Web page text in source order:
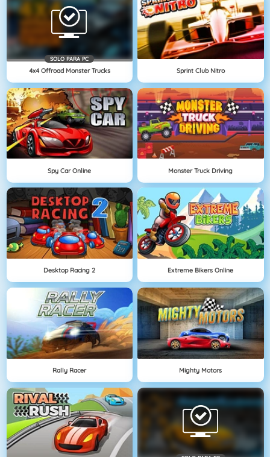
SOLO PARA PC
4x4 Offroad Monster Trucks Sprint Club Nitro
Spy Car Online Monster Truck Driving
Desktop Racing 2 Extreme Bikers Online
Rally Racer Mighty Motors